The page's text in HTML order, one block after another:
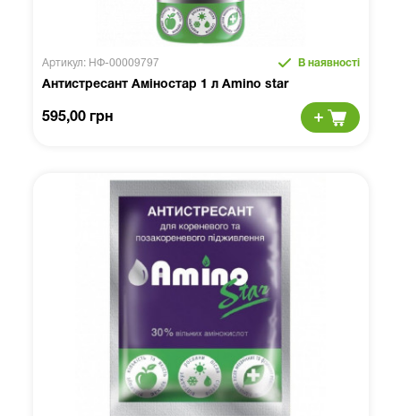
Артикул: НФ-00009797 В наявності
Антистресант Аміностар 1 л Amino star
595,00 грн